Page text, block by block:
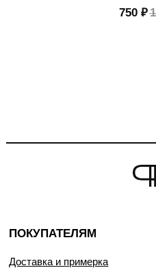
750 ₽
ПОКУПАТЕЛЯМ
Доставка и примерка